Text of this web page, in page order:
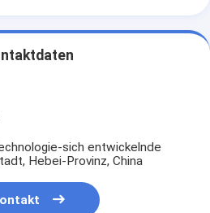
sich entwickelnde
Hebei-Provinz, China